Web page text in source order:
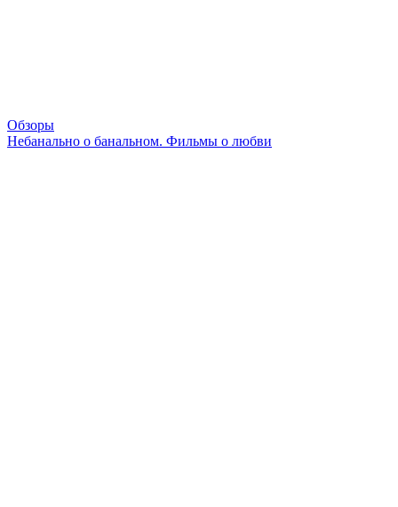
Обзоры
Небанально о банальном. Фильмы о любви